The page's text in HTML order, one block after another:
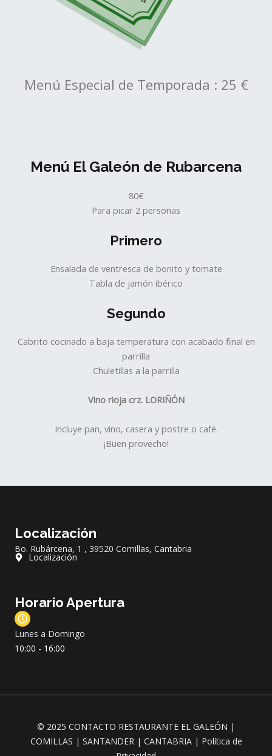
Menú Especial de Temporada : 25 €
Menú El Galeón de Rubarcena
80€
Para picar 2 personas
Primero
Ensalada de ventresca de bonito y tomate
Tabla de jamón ibérico
Segundo
Cabrito cocinado a baja temperatura con acabado final en
parrilla
Chuletillas a la parrilla
Vino rioja crz. LORIÑÓN
Incluye pan, vino, casera y postre o café.
¡Buen provecho!
Localización
Bo. Rubárcena, 1 , 39520 Comillas, Cantabria
Localización
Horario Apertura
Lunes a Domingo
10:00 - 16:00
© 2025 CONTACTO RESTAURANTE EL GALEÓN |
COMILLAS | SANTANDER | CANTABRIA | Política de